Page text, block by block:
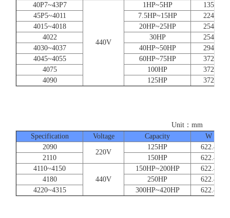
40P7~43P7
440V
1HP~5HP
135
45P5~4011
7.5HP~15HP
224
4015~4018
20HP~25HP
254
4022
30HP
254
4030~4037
40HP~50HP
294
4045~4055
60HP~75HP
372
4075
100HP
372
4090
125HP 372
Unit：mm
Specification
Voltage Capacity
W
2090
220V
125HP
622.4
2110
150HP
622.4
4110~4150
440V
150HP~200HP
622.4
4180
250HP
622.4
4220~4315
300HP~420HP 622.4